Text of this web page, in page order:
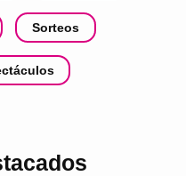
Sorteos